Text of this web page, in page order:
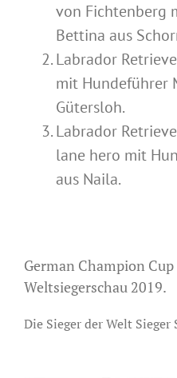
von Fichtenberg
Bettina aus
Labrador
mit Hundeführer
Gütersloh.
Labrador
lane hero mit
aus Naila.
German Champion
Weltsiegerschau 2019.
Die Sieger der Welt Sieger